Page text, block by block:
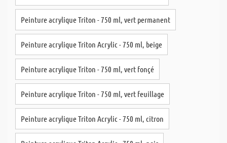
Peinture acrylique Triton - 750 ml, vert permanent
Peinture acrylique Triton Acrylic - 750 ml, beige
Peinture acrylique Triton - 750 ml, vert fonçé
Peinture acrylique Triton - 750 ml, vert feuillage
Peinture acrylique Triton Acrylic - 750 ml, citron